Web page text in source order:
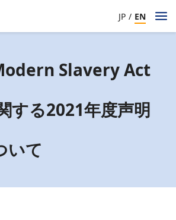
JP / EN
Slavery Act
する2021年度声明
いて